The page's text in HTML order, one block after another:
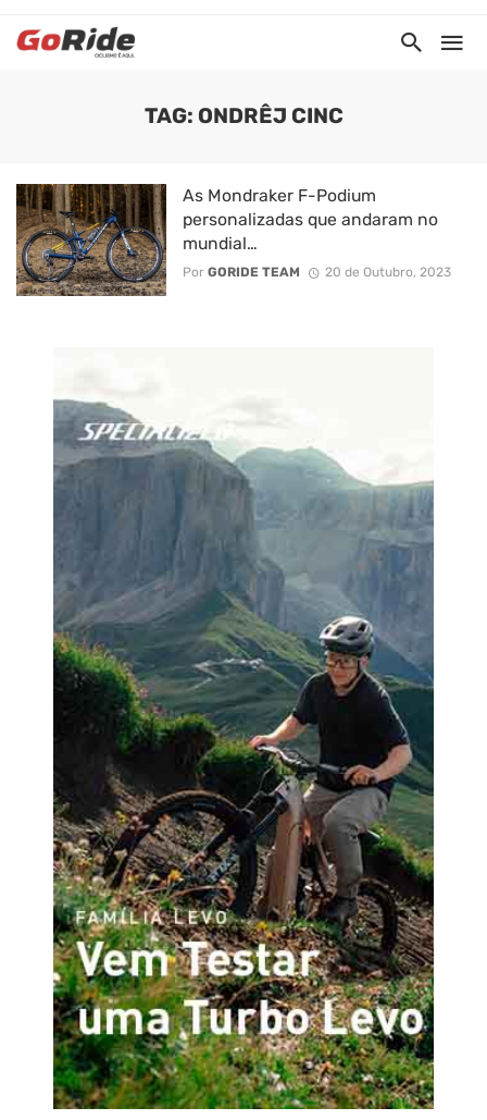
TAG: ONDRÊJ CINC
As Mondraker F-Podium
personalizadas que andaram no
mundial…
Por GORIDE TEAM 20 de Outubro, 2023